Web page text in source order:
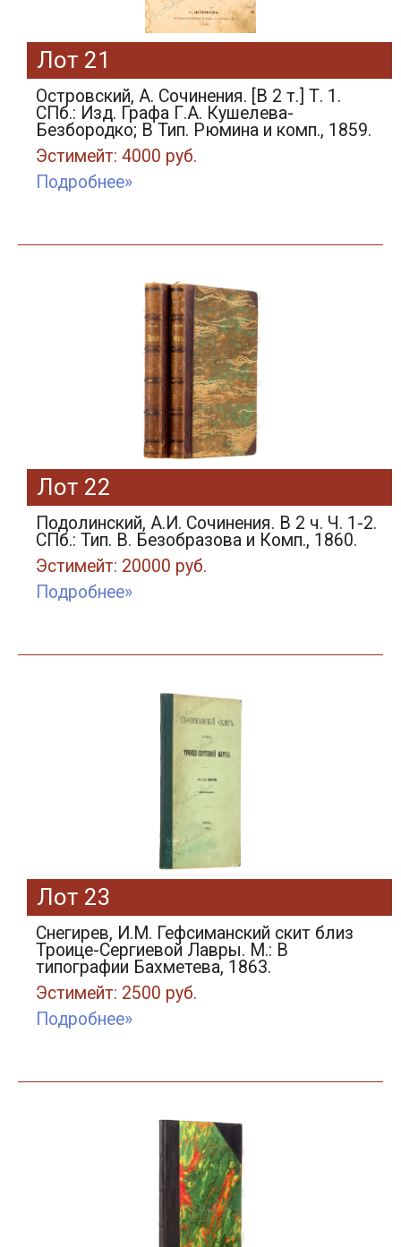
Лот 21
Островский, А. Сочинения. [В 2 т.] Т. 1.
СПб.: Изд. Графа Г.А. Кушелева-
Безбородко; В Тип. Рюмина и комп., 1859.
Эстимейт: 4000 руб.
Подробнее»
Лот 22
Подолинский, А.И. Сочинения. В 2 ч. Ч. 1-2.
СПб.: Тип. В. Безобразова и Комп., 1860.
Эстимейт: 20000 руб.
Подробнее»
Лот 23
Снегирев, И.М. Гефсиманский скит близ
Троице-Сергиевой Лавры. М.: В
типографии Бахметева, 1863.
Эстимейт: 2500 руб.
Подробнее»